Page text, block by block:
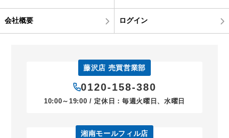
会社概要 ログイン
藤沢店 売買営業部
0120-158-380
10:00～19:00 / 定休日：毎週火曜日、水曜日
湘南モールフィル店